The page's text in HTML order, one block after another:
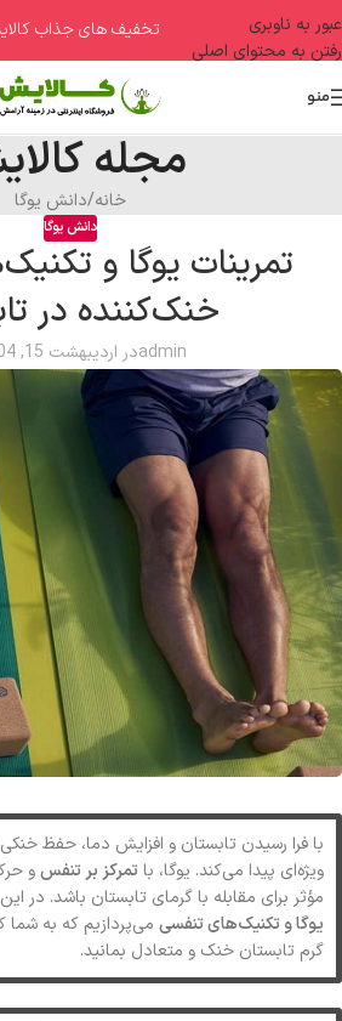
عبور به ناوبری
رفتن به محتوای اصلی
تخفیف های جذاب
منو
مجله
خانه دانش یوگا
دانش یوگا
تمرینات یوگا و
خنک‌کننده در
adminدر اردیبهشت 15, 1404
با فرا رسیدن تابستان و افزایش دما، حفظ
ویژه‌ای پیدا می‌کند. یوگا، با تمرکز بر تنفسو
مؤثر برای مقابله با گرمای تابستان باشد. در
یوگا و تکنیک‌های تنفسی می‌پردازیم که به
گرم تابستان خنک و متعادل بمانید.